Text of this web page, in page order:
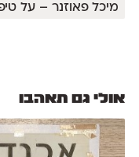
מיכל פאוזנר – על
אולי גם תאהבו